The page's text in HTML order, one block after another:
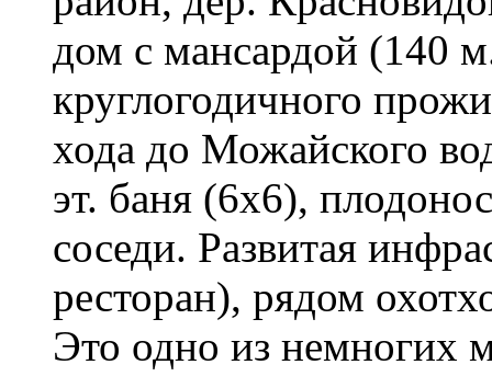
дом с мансардой (140
круглогодичного
хода до Можайского
эт. баня (6х6),
соседи. Развитая
ресторан), рядом
Это одно из немногих